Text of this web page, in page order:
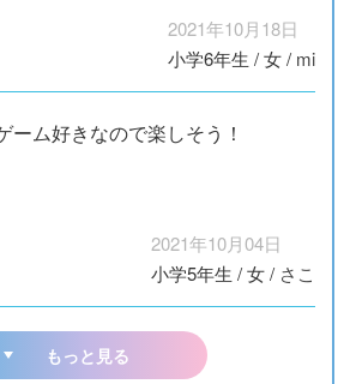
2021年10月18日
小学6年生 /女/ mi
ーム好きなので楽しそう！
2021年10月04日
小学5年生 /女/ さこ
もっと見る